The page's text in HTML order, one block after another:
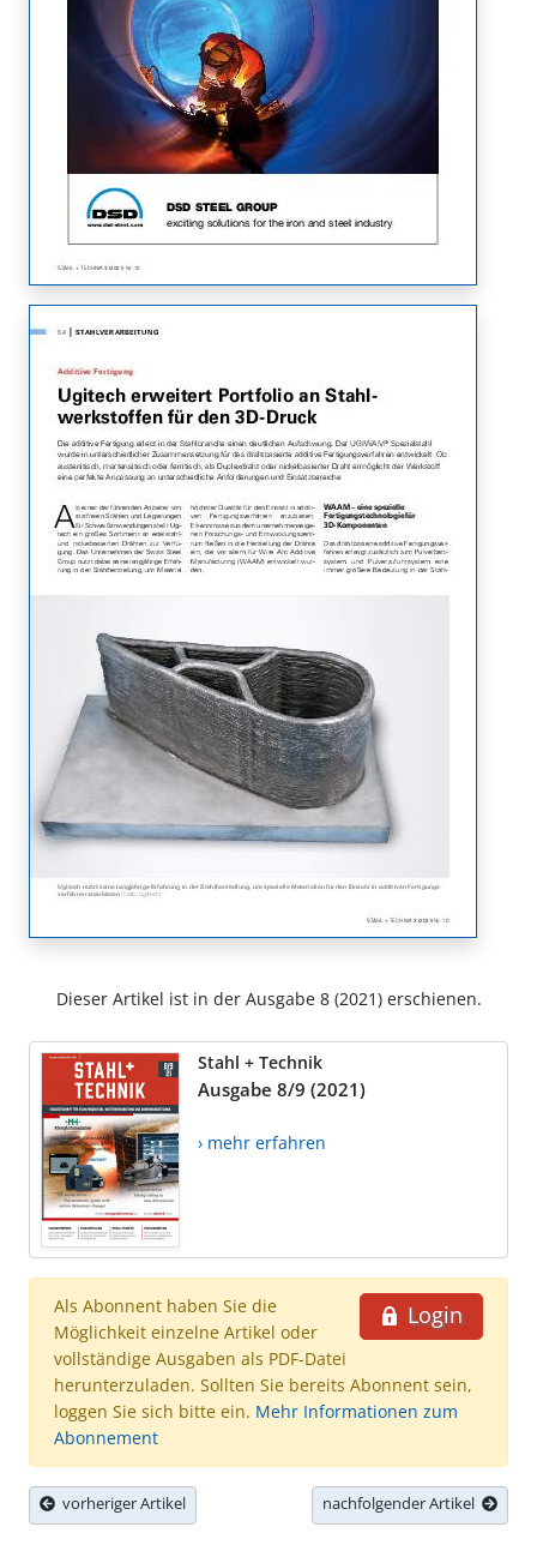
Dieser Artikel ist in der Ausgabe 8 (2021) erschienen.
Stahl + Technik
Ausgabe 8/9 (2021)
› mehr erfahren
Login
Als Abonnent haben Sie die
Möglichkeit einzelne Artikel oder
vollständige Ausgaben als PDF-Datei
herunterzuladen. Sollten Sie bereits Abonnent sein,
loggen Sie sich bitte ein. Mehr Informationen zum
Abonnement
vorheriger Artikel nachfolgender Artikel